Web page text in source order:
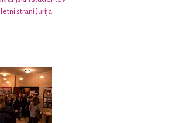
strani Jurija